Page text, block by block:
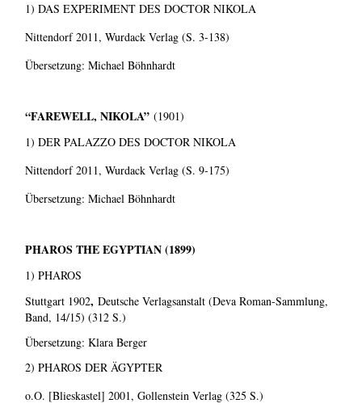
1) DAS EXPERIMENT DES DOCTOR NIKOLA
Nittendorf 2011, Wurdack Verlag (S. 3-138)
Übersetzung: Michael Böhnhardt
“FAREWELL, NIKOLA” (1901)
1) DER PALAZZO DES DOCTOR NIKOLA
Nittendorf 2011, Wurdack Verlag (S. 9-175)
Übersetzung: Michael Böhnhardt
PHAROS THE EGYPTIAN (1899)
1) PHAROS
Stuttgart 1902,Deutsche Verlagsanstalt (Deva Roman-Sammlung,
Band, 14/15) (312 S.)
Übersetzung: Klara Berger
2) PHAROS DER ÄGYPTER
o.O. [Blieskastel] 2001, Gollenstein Verlag (325 S.)